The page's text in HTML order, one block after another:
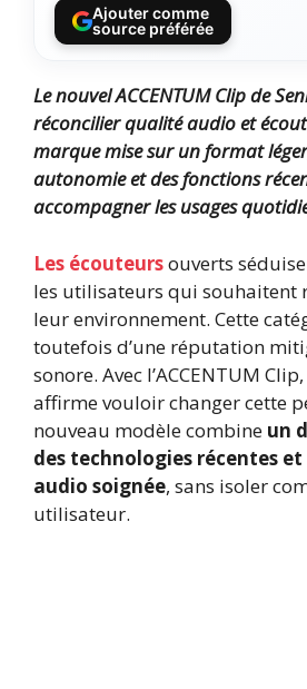
Ajouter comme
source préférée
Le nouvel ACCENTUM Clip de
réconcilier qualité audio et
marque mise sur un format
autonomie et des fonctions
accompagner les usages
Les écouteursouverts
les utilisateurs qui souhaitent
leur environnement. Cette
toutefois d’une réputation
sonore. Avec l’ACCENTUM
affirme vouloir changer cette
nouveau modèle combine un
des technologies récentes
audio soignée, sans isoler
utilisateur.